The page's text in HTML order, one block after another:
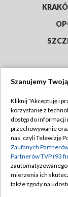
Abonament
Emisja w TVP
Centrum
Naziemna
Szanujemy
Kliknij "Akceptuję i
korzystanie z
dostęp do informacji
przechowywanie
nas, czyli Telewizję
Zaufanych
Partnerów TVP (93
mierzenia ich
także zgody na